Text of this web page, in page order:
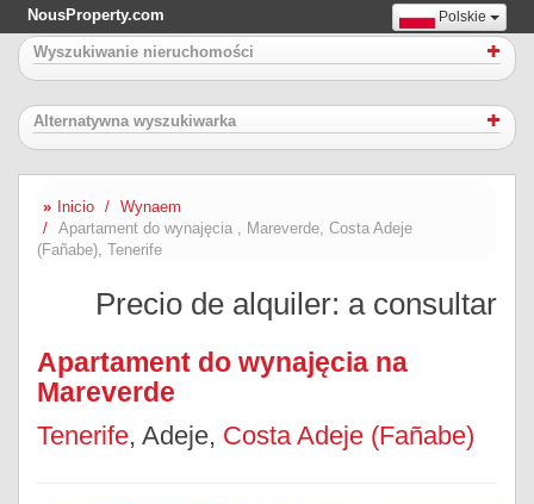
NousProperty.com Polskie
Wyszukiwanie nieruchomości
Alternatywna wyszukiwarka
Inicio
Wynaem
Apartament do wynajęcia , Mareverde, Costa Adeje
(Fañabe), Tenerife
Precio de alquiler: a consultar
Apartament do wynajęcia na
Mareverde
Tenerife, Adeje, Costa Adeje (Fañabe)